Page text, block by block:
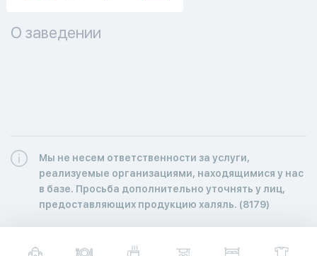
О заведении
Мы не несем ответственности за услуги,
реализуемые организациями, находящимися у нас
в базе. Просьба дополнительно уточнять у лиц,
предоставляющих продукцию халяль. (8179)